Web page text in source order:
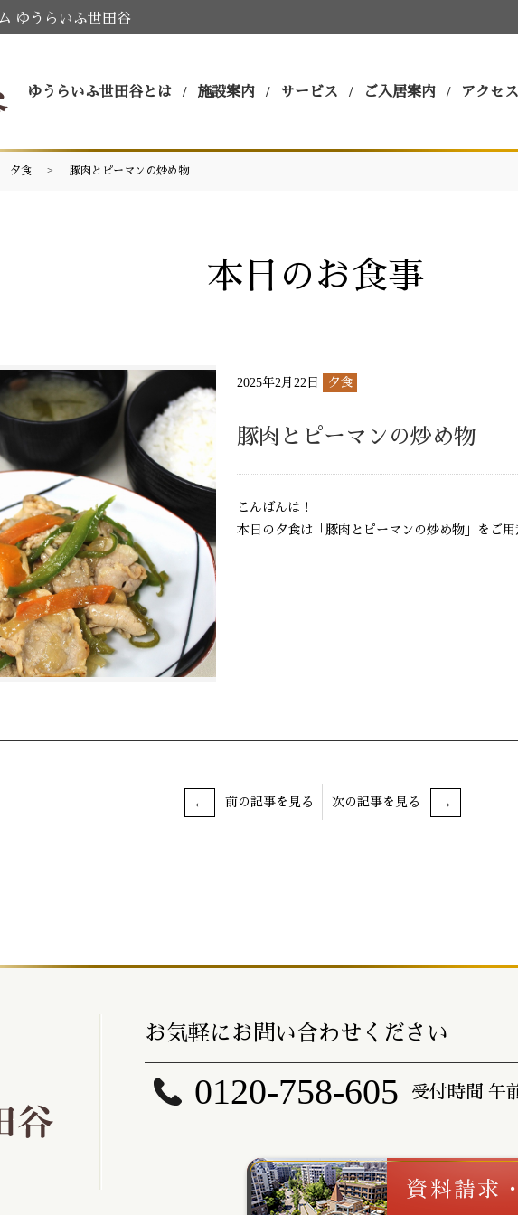
ゆうらいふ世田谷
ゆうらいふ世田谷とは 施設案内 サービス ご入居案内 アクセス
夕食 豚肉とピーマンの炒め物
本日のお食事
2025年2月22日 夕食
豚肉とピーマンの炒め物
こんばんは！
本日の夕食は「豚肉とピーマンの炒め物」をご用
前の記事を見る 次の記事を見る
お気軽にお問い合わせください
0120-758-605 受付時間 午